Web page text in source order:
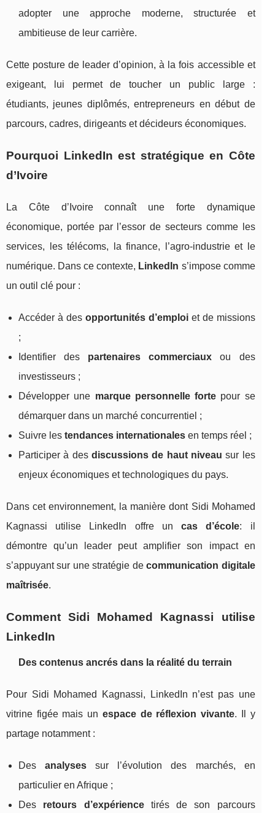
adopter une approche moderne, structurée et
ambitieuse de leur carrière.
Cette posture de leader d’opinion, à la fois accessible et
exigeant, lui permet de toucher un public large :
étudiants, jeunes diplômés, entrepreneurs en début de
parcours, cadres, dirigeants et décideurs économiques.
Pourquoi LinkedIn est stratégique en Côte
d’Ivoire
La Côte d’Ivoire connaît une forte dynamique
économique, portée par l’essor de secteurs comme les
services, les télécoms, la finance, l’agro-industrie et le
numérique. Dans ce contexte, LinkedIn s’impose comme
un outil clé pour :
Accéder à des opportunités d’emploiet de missions
;
Identifier des partenaires commerciaux ou des
investisseurs ;
Développer une marque personnelle forte pour se
démarquer dans un marché concurrentiel ;
Suivre les tendances internationales en temps réel ;
Participer à des discussions de haut niveau sur les
enjeux économiques et technologiques du pays.
Dans cet environnement, la manière dont Sidi Mohamed
Kagnassi utilise LinkedIn offre uncas d’école: il
démontre qu’un leader peut amplifier son impact en
s’appuyant sur une stratégie decommunication digitale
maîtrisée.
Comment Sidi Mohamed Kagnassi utilise
LinkedIn
Des contenus ancrés dans la réalité du terrain
Pour Sidi Mohamed Kagnassi, LinkedIn n’est pas une
vitrine figée mais un espace de réflexion vivante. Il y
partage notamment :
Desanalyses sur l’évolution des marchés, en
particulier en Afrique ;
Des retours d’expériencetirés de son parcours